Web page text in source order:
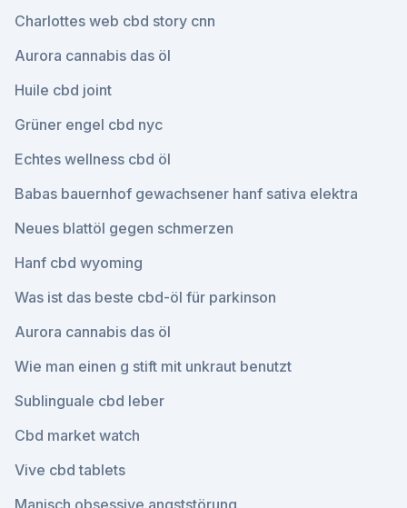
Charlottes web cbd story cnn
Aurora cannabis das öl
Huile cbd joint
Grüner engel cbd nyc
Echtes wellness cbd öl
Babas bauernhof gewachsener hanf sativa elektra
Neues blattöl gegen schmerzen
Hanf cbd wyoming
Was ist das beste cbd-öl für parkinson
Aurora cannabis das öl
Wie man einen g stift mit unkraut benutzt
Sublinguale cbd leber
Cbd market watch
Vive cbd tablets
Manisch obsessive angststörung